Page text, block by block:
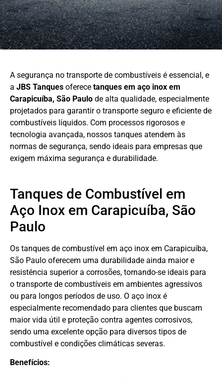
A segurança no transporte de combustíveis é essencial, e
a JBS Tanques oferece tanques em aço inox em
Carapicuíba, São Paulo de alta qualidade, especialmente
projetados para garantir o transporte seguro e eficiente de
combustíveis líquidos. Com processos rigorosos e
tecnologia avançada, nossos tanques atendem às
normas de segurança, sendo ideais para empresas que
exigem máxima segurança e durabilidade.
Tanques de Combustível em
Aço Inox em Carapicuíba, São
Paulo
Os tanques de combustível em aço inox em Carapicuíba,
São Paulo oferecem uma durabilidade ainda maior e
resistência superior a corrosões, tornando-se ideais para
o transporte de combustíveis em ambientes agressivos
ou para longos períodos de uso. O aço inox é
especialmente recomendado para clientes que buscam
maior vida útil e proteção contra agentes corrosivos,
sendo uma excelente opção para diversos tipos de
combustível e condições climáticas severas.
Benefícios: